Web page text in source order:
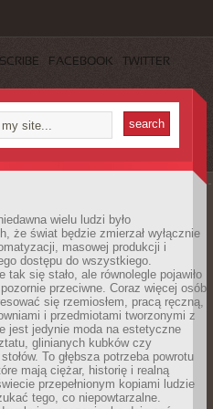
FACEBOOK TWITTER
wielu ludzi było
że świat będzie zmierzał wyłącznie
masowej produkcji i
dostępu do wszystkiego.
tak się stało, ale równolegle pojawiło
przeciwne. Coraz więcej osób
się rzemiosłem, pracą ręczną,
i przedmiotami tworzonymi z
jest jedynie moda na estetyczne
glinianych kubków czy
To głębsza potrzeba powrotu
mają ciężar, historię i realną
przepełnionym kopiami ludzie
tego, co niepowtarzalne.